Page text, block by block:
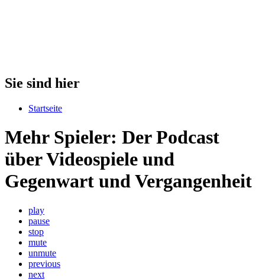
Sie sind hier
Startseite
Mehr Spieler: Der Podcast
über Videospiele und
Gegenwart und Vergangenheit
play
pause
stop
mute
unmute
previous
next